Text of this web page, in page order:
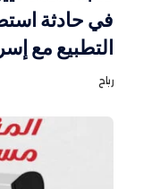
في حادثة
التطبيع مع
رباح